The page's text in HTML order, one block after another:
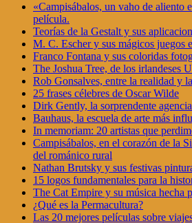
«Campisábalos, un vaho de aliento
película.
Teorías de la Gestalt y sus
M. C. Escher y sus mágicos juegos
Franco Fontana y sus coloridas
The Joshua Tree, de los irlandeses
Rob Gonsalves, entre la realidad y
25 frases célebres de Oscar Wilde
Dirk Gently, la sorprendente
Bauhaus, la escuela de arte más
In memoriam: 20 artistas que
Campisábalos, en el corazón de la
del románico rural
Nathan Brutsky y sus festivas
15 logos fundamentales para la
The Cat Empire y su música hecha
¿Qué es la Permacultura?
Las 20 mejores películas sobre